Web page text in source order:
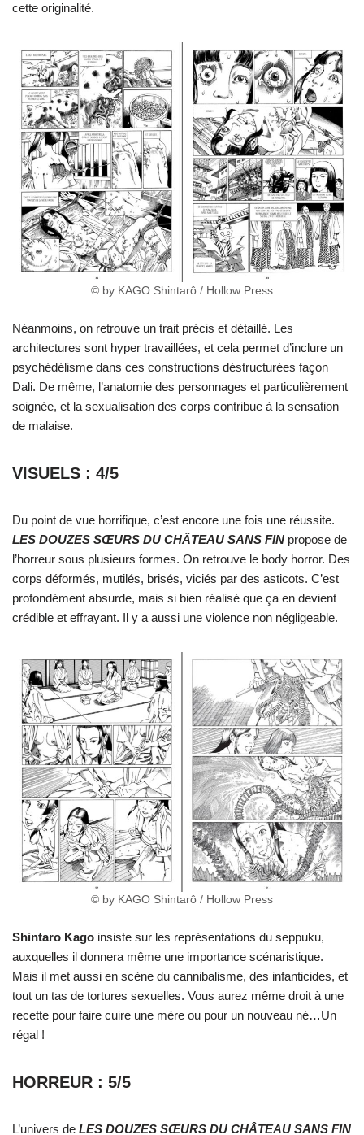
cette originalité.
© by KAGO Shintarô / Hollow Press
Néanmoins, on retrouve un trait précis et détaillé. Les
architectures sont hyper travaillées, et cela permet d’inclure un
psychédélisme dans ces constructions déstructurées façon
Dali. De même, l’anatomie des personnages et particulièrement
soignée, et la sexualisation des corps contribue à la sensation
de malaise.
VISUELS : 4/5
Du point de vue horrifique, c’est encore une fois une réussite.
LES DOUZES SŒURS DU CHÂTEAU SANS FIN propose de
l’horreur sous plusieurs formes. On retrouve le body horror. Des
corps déformés, mutilés, brisés, viciés par des asticots. C’est
profondément absurde, mais si bien réalisé que ça en devient
crédible et effrayant. Il y a aussi une violence non négligeable.
© by KAGO Shintarô / Hollow Press
Shintaro Kago insiste sur les représentations du seppuku,
auxquelles il donnera même une importance scénaristique.
Mais il met aussi en scène du cannibalisme, des infanticides, et
tout un tas de tortures sexuelles. Vous aurez même droit à une
recette pour faire cuire une mère ou pour un nouveau né…Un
régal !
HORREUR : 5/5
L’univers de LES DOUZES SŒURS DU CHÂTEAU SANS FIN